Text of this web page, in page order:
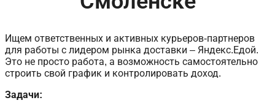
Ищем ответственных и активных курьеров-партнеров
для работы с лидером рынка доставки – Яндекс.Едой.
Это не просто работа, а возможность самостоятельно
строить свой график и контролировать доход.
Задачи: